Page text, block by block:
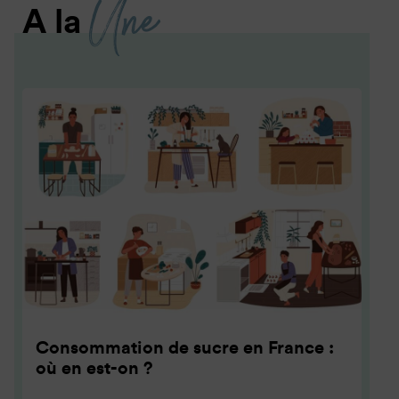
A la Une
Consommation de sucre en France :
où en est-on ?